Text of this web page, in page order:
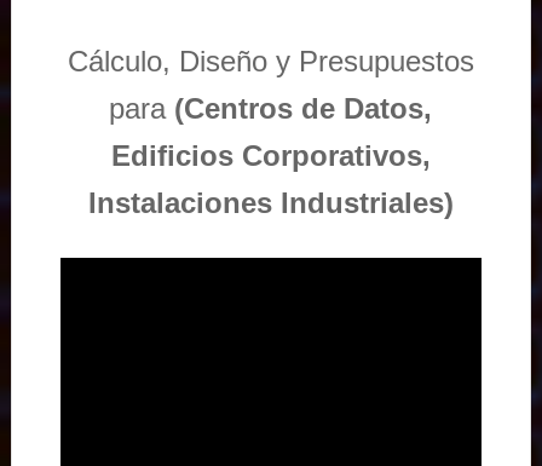
Cálculo, Diseño y Presupuestos
para (Centros de Datos,
Edificios Corporativos,
Instalaciones Industriales)